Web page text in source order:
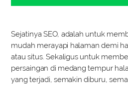
Sejatinya SEO, adalah untuk
mudah merayapi halaman demi
atau situs. Sekaligus untuk
persaingan di medang tempur
yang terjadi, semakin diburu,